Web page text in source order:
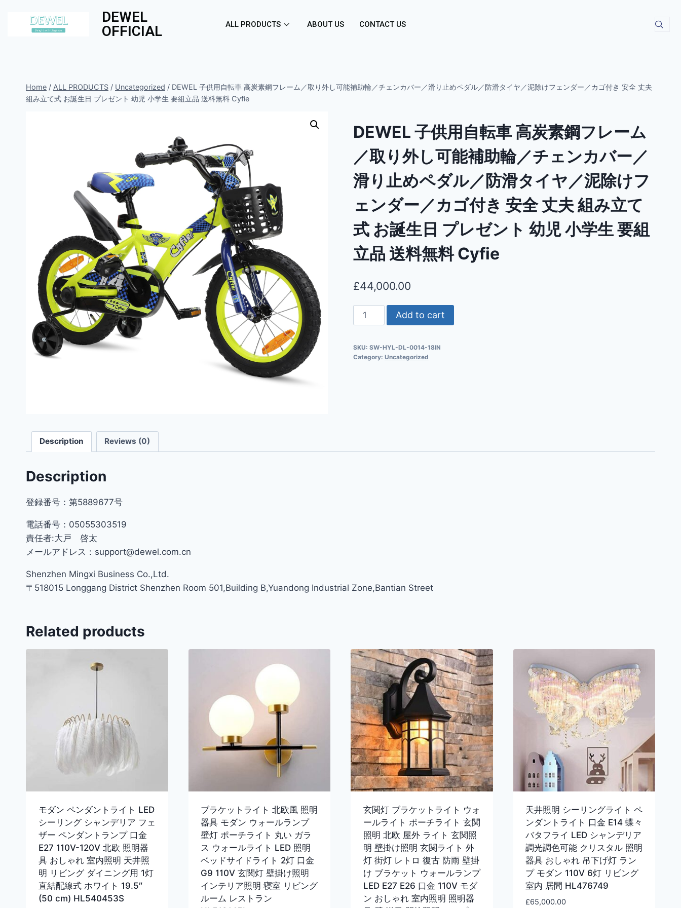
DEWEL
OFFICIAL
ALL PRODUCTS ABOUT US CONTACT US
Home / ALL PRODUCTS / Uncategorized / DEWEL 子供用自転車 高炭素鋼フレーム／取り外し可能補助輪／チェンカバー／滑り止めペダル／防滑タイヤ／泥除けフェンダー／カゴ付き 安全 丈夫
組み立て式 お誕生日 プレゼント 幼児 小学生 要組立品 送料無料 Cyfie
DEWEL 子供用自転車 高炭素鋼フレーム
／取り外し可能補助輪／チェンカバー／
滑り止めペダル／防滑タイヤ／泥除けフ
ェンダー／カゴ付き 安全 丈夫 組み立て
式 お誕生日 プレゼント 幼児 小学生 要組
立品 送料無料 Cyfie
£44,000.00
Add to cart
SKU: SW-HYL-DL-0014-18IN
Category: Uncategorized
Description Reviews (0)
Description
登録番号：第5889677号
電話番号：05055303519
責任者:大戸 啓太
メールアドレス：support@dewel.com.cn
Shenzhen Mingxi Business Co.,Ltd.
〒518015 Longgang District Shenzhen Room 501,Building B,Yuandong Industrial Zone,Bantian Street
Related products
モダン ペンダントライト LED
シーリング シャンデリア フェ
ザー ペンダントランプ 口金
E27 110V-120V 北欧 照明器
具 おしゃれ 室内照明 天井照
明 リビング ダイニング用 1灯
直結配線式 ホワイト 19.5″
(50 cm) HL540453S
ブラケットライト 北欧風 照明
器具 モダン ウォールランプ
壁灯 ポーチライト 丸い ガラ
ス ウォールライト LED 照明
ベッドサイドライト 2灯 口金
G9 110V 玄関灯 壁掛け照明
インテリア照明 寝室 リビング
ルーム レストラン
玄関灯 ブラケットライト ウォ
ールライト ポーチライト 玄関
照明 北欧 屋外 ライト 玄関照
明 壁掛け照明 玄関ライト 外
灯 街灯 レトロ 復古 防雨 壁掛
け ブラケット ウォールランプ
LED E27 E26 口金 110V モダ
ン おしゃれ 室内照明 照明器
天井照明 シーリングライト ペ
ンダントライト 口金 E14 蝶々
バタフライ LED シャンデリア
調光調色可能 クリスタル 照明
器具 おしゃれ 吊下げ灯 ラン
プ モダン 110V 6灯 リビング
室内 居間 HL476749
£65,000.00